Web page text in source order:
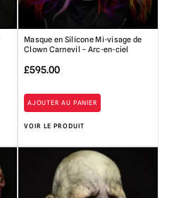
Masque en Silicone Mi-visage de
Clown Carnevil – Arc-en-ciel
£595.00
AJOUTER AU PANIER
VOIR LE PRODUIT